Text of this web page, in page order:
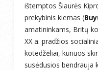
ištemptos Šiaurės
prekybinis kiemas (
amatininkams, Britų
XX a. pradžios
kotedžėliai, kuriuos
susėdusios bendrauja